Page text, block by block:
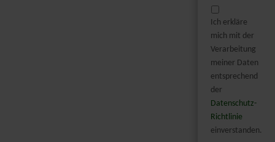
Ich erkläre
mich mit der
Verarbeitung
meiner Daten
entsprechend
der
Datenschutz-
Richtlinie
einverstanden.